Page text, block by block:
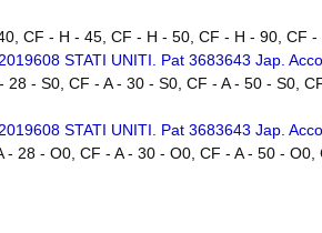
CF - H - 45, CF - H - 50, CF - H - 90, CF
STATI UNITI. Pat 3683643 Jap.
- S0, CF - A - 30 - S0, CF - A - 50 - S0,
STATI UNITI. Pat 3683643 Jap.
28 - O0, CF - A - 30 - O0, CF - A - 50 -